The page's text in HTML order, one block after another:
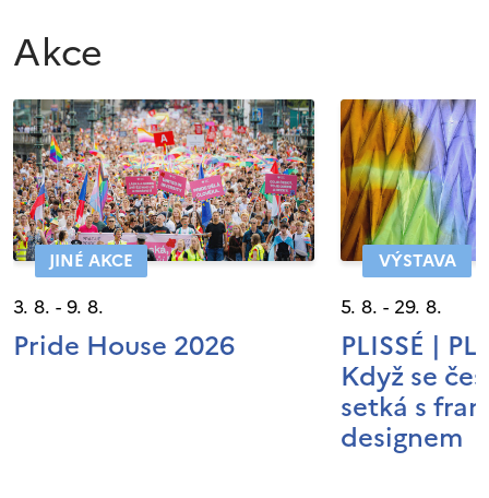
Akce
JINÉ AKCE
3. 8. - 9. 8.
Pride House 2026
VÝSTAVA
5. 8. - 29. 8.
PLISSÉ |
Když se
setká s
designem